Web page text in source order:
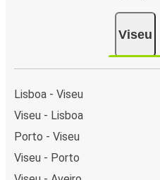
Viseu
Lisboa - Viseu
Viseu - Lisboa
Porto - Viseu
Viseu - Porto